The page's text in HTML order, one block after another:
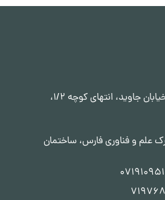
شیراز، بلوار آفرینش، خیابان جاوید، انتهای کوچه 1/2،
علم و فناوری فارس، ساختمان